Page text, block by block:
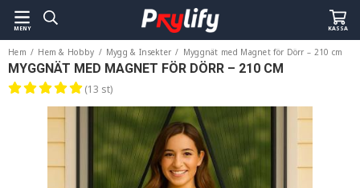
MENY KASSA
Hem / Hem & Hobby / Mygg & Insekter / Myggnät med Magnet för Dörr – 210 cm
MYGGNÄT MED MAGNET FÖR DÖRR – 210 CM
(13 st)